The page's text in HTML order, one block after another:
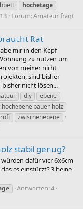
hochetage
Forum:Amateur fragt
Rat
mir in den Kopf
zu nutzen um
von meiner nicht
sind bisher
nicht lösen...
diy
ebene
hochebene bauen holz
zwischenebene
stabil genug?
würden dafür vier 6x6cm
es einstürzt? 3 beine
Antworten: 4